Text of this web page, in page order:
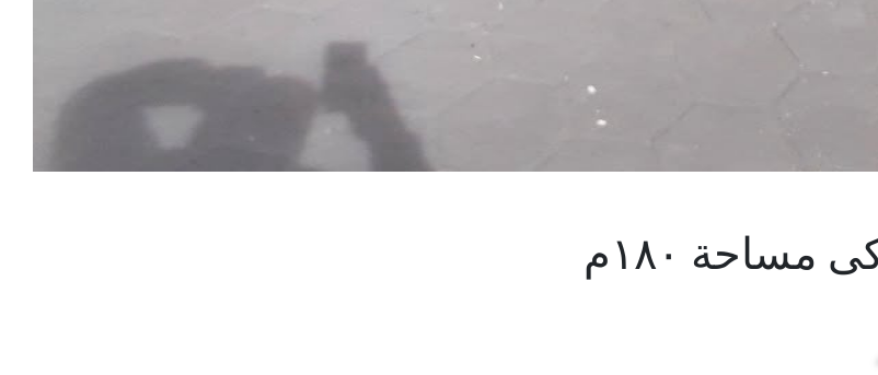
محل للايجار بشارع احمد زكى مساحة ١٨٠م